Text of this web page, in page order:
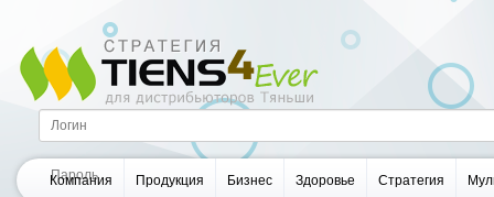
Компания Продукция Бизнес Здоровье Стратегия